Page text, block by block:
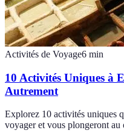
Activités de Voyage6 min
10 Activités Uniques à
Autrement
Explorez 10 activités uniques
voyager et vous plongeront au